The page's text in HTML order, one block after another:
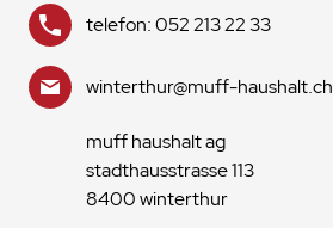
telefon: 052 213 22 33
winterthur@muff-haushalt.ch
muff haushalt ag
stadthausstrasse 113
8400 winterthur